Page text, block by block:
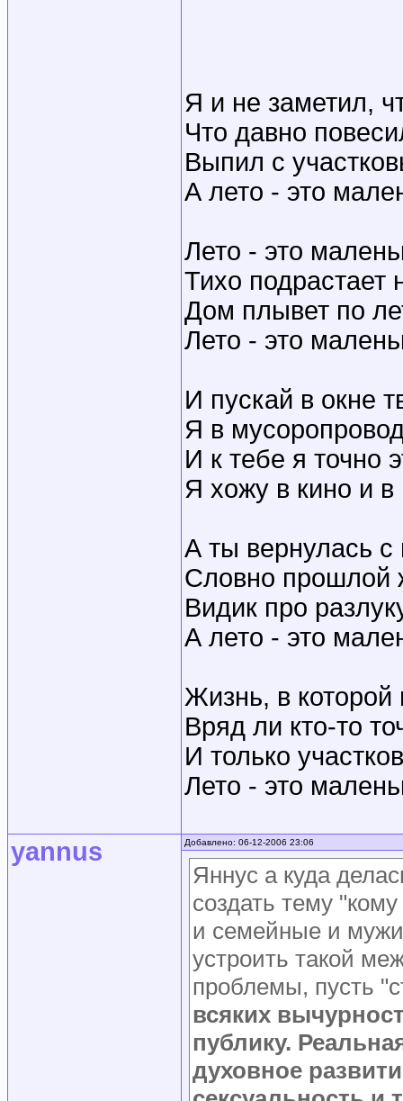
Я и не заметил,
Что давно
Выпил с
А лето - это
Лето - это
Тихо подрастает
Дом плывет по
Лето - это
И пускай в окне
Я в
И к тебе я точно
Я хожу в кино и в
А ты вернулась
Словно прошлой
Видик про
А лето - это
Жизнь, в
Вряд ли кто-то
И только
Лето - это
yannus Добавлено: 06-12-2006 23:06
Яннус а куда
создать тему
и семейные и
устроить такой
проблемы, пусть
всяких
публику.
духовное